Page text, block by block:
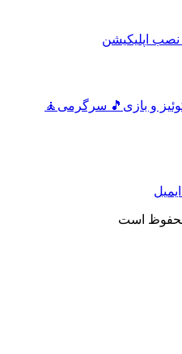
نصب اپلیکیشن
و بازی 🎵 سرگرمی 🧘